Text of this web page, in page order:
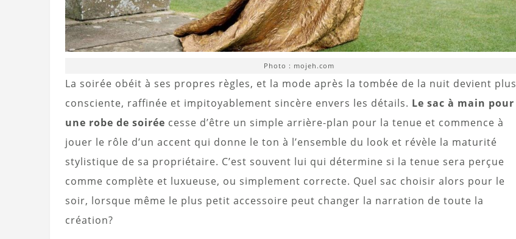
Photo : mojeh.com
La soirée obéit à ses propres règles, et la mode après la tombée de la nuit devient plus
consciente, raffinée et impitoyablement sincère envers les détails. Le sac à main pour
une robe de soirée cesse d’être un simple arrière-plan pour la tenue et commence à
jouer le rôle d’un accent qui donne le ton à l’ensemble du look et révèle la maturité
stylistique de sa propriétaire. C’est souvent lui qui détermine si la tenue sera perçue
comme complète et luxueuse, ou simplement correcte. Quel sac choisir alors pour le
soir, lorsque même le plus petit accessoire peut changer la narration de toute la
création?